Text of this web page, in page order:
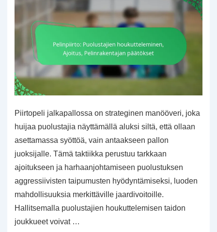
Piirtopeli jalkapallossa on strateginen manööveri, joka
huijaa puolustajia näyttämällä aluksi siltä, että ollaan
asettamassa syöttöä, vain antaakseen pallon
juoksijalle. Tämä taktiikka perustuu tarkkaan
ajoitukseen ja harhaanjohtamiseen puolustuksen
aggressiivisten taipumusten hyödyntämiseksi, luoden
mahdollisuuksia merkittäville jaardivoitoille.
Hallitsemalla puolustajien houkuttelemisen taidon
joukkueet voivat …